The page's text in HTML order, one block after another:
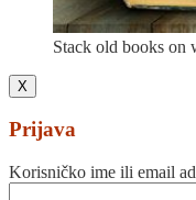
Stack old books on
X
Prijava
Korisničko ime ili email